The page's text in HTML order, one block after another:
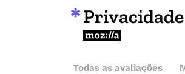
Mozilla
Todas as avaliações